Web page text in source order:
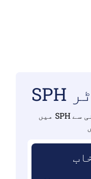
WMV کو جلدی اور آسانی سے SPH میں